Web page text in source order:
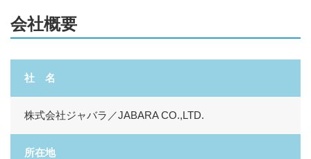
会社概要
社 名
株式会社ジャバラ／JABARA CO.,LTD.
所在地